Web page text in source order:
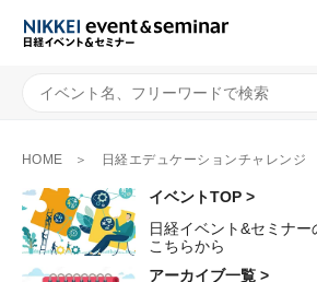
HOME 日経エデュケーションチャレンジ
イベントTOP >
日経イベント&セミナ
こちらから
アーカイブ一覧 >